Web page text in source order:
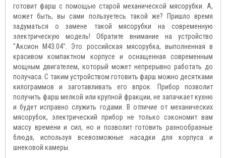
готовит фарш с помощью старой механической мясорубки. А,
может быть, вы сами пользуетесь такой же? Пришло время
задуматься о замене такой мясорубки на современную
электрическую модель! Обратите внимание на устройство
"Аксион М43.04". Это российская мясорубка, выполненная в
красивом компактном корпусе и оснащенная современным
мощным двигателем, который может непрерывно работать до
получаса. С таким устройством готовить фарш можно десятками
килограммов и заготавливать его впрок. Прибор позволит
получить фарш мелкой или крупной фракции, не запачкает кухню
и будет исправно служить годами. В отличие от механических
мясорубок, электрический прибор не только сэкономит вам
массу времени и сил, но и позволит готовить разнообразные
блюда, используя всевозможные насадки для корпуса и
шнековой камеры.